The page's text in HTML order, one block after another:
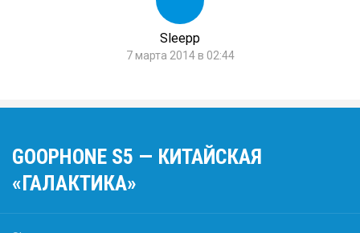
Sleepp
7 марта 2014 в 02:44
GOOPHONE S5 — КИТАЙСКАЯ
«ГАЛАКТИКА»